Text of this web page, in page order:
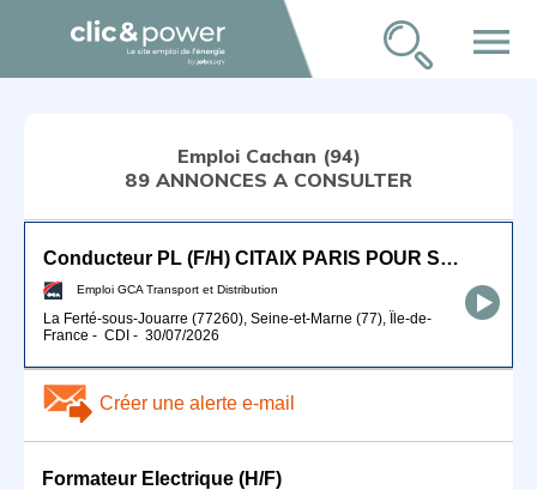
menu
Emploi Cachan (94)
89 ANNONCES A CONSULTER
Conducteur PL (F/H) CITAIX PARIS POUR SEPTEMBRE 2026
Emploi GCA Transport et Distribution
La Ferté-sous-Jouarre (77260), Seine-et-Marne (77), Île-de-
France - CDI - 30/07/2026
Créer une alerte e-mail
Formateur Electrique (H/F)